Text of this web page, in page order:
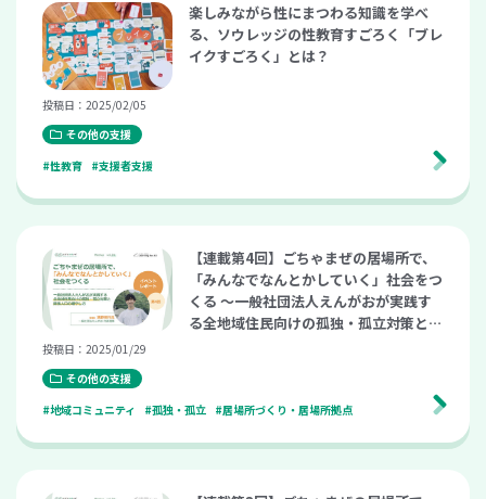
楽しみながら性にまつわる知識を学べ
る、ソウレッジの性教育すごろく「ブレ
イクすごろく」とは？
投稿日：2025/02/05
その他の支援
#性教育
#支援者支援
【連載第4回】ごちゃまぜの居場所で、
「みんなでなんとかしていく」社会をつ
くる 〜一般社団法人えんがおが実践す
る全地域住民向けの孤独・孤立対策と関
投稿日：2025/01/29
その他の支援
#地域コミュニティ
#孤独・孤立 #居場所づくり・居場所拠点